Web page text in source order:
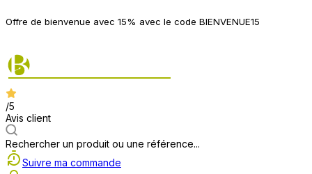
Offre de bienvenue avec 15% avec le code BIENVENUE15
/5
Avis client
Rechercher un produit ou une référence...
Suivre ma commande